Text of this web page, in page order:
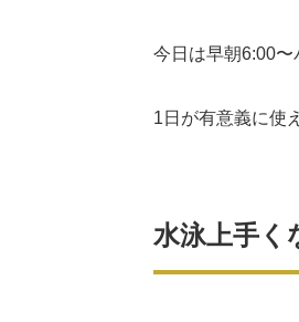
今日は早朝6:00〜
1日が有意義に使
水泳上手く